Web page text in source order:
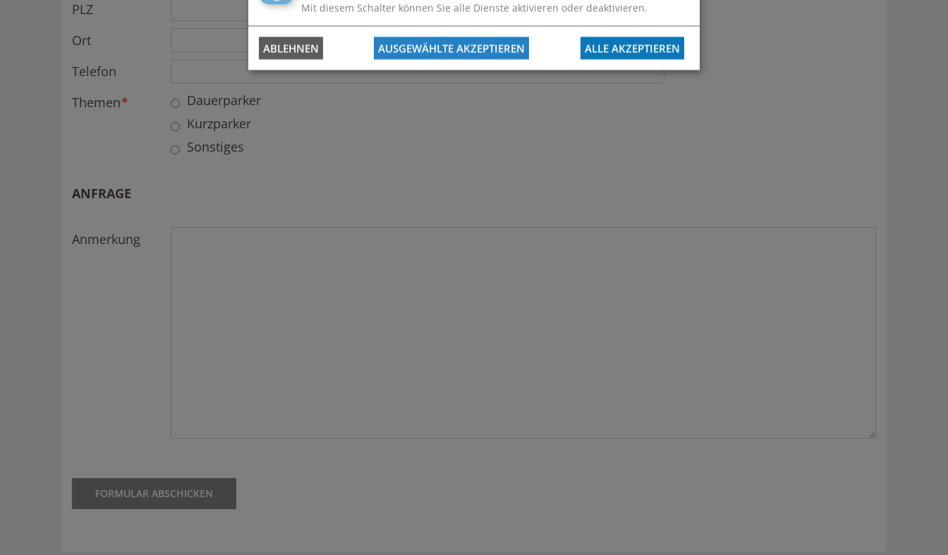
PLZ
Ort
Telefon
Themen*
Dauerparker
Kurzparker
Sonstiges
ANFRAGE
Anmerkung
Mit diesem Schalter können Sie alle Dienste aktivieren oder deaktivieren.
ABLEHNEN AUSGEWÄHLTE AKZEPTIEREN ALLE AKZEPTIEREN